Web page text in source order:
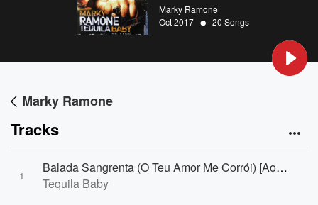
Marky Ramone
Oct 2017 • 20 Songs
Marky Ramone
Tracks
1
Balada Sangrenta (O Teu Amor Me Corrói) [Ao Vivo]
Tequila Baby